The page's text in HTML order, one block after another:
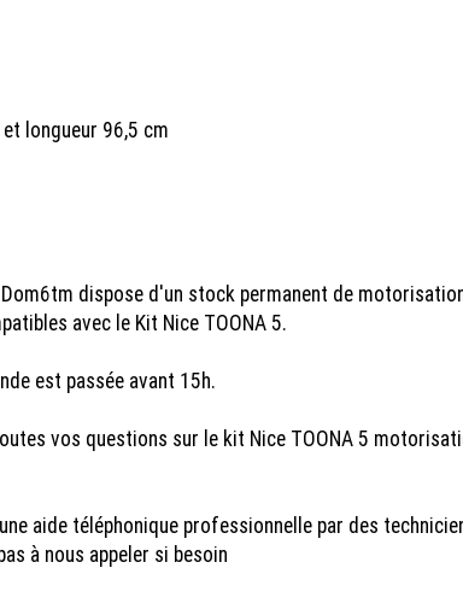
longueur 96,5 cm
dispose d'un stock permanent de
avec le Kit Nice TOONA 5.
est passée avant 15h.
vos questions sur le kit Nice TOONA 5
aide téléphonique professionnelle par des
à nous appeler si besoin